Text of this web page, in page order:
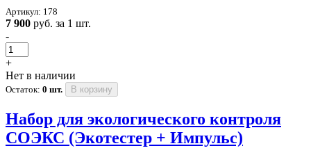
Артикул: 178
7 900 руб. за 1 шт.
-
+
Нет в наличии
Остаток: 0 шт. В корзину
Набор для экологического контроля
СОЭКС (Экотестер + Импульс)